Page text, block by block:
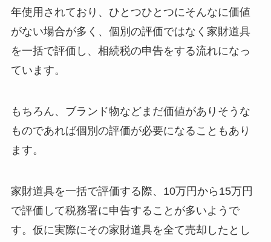
年使用されており、ひとつひとつにそんなに価値
がない場合が多く、個別の評価ではなく家財道具
を一括で評価し、相続税の申告をする流れになっ
ています。
もちろん、ブランド物などまだ価値がありそうな
ものであれば個別の評価が必要になることもあり
ます。
家財道具を一括で評価する際、10万円から15万円
で評価して税務署に申告することが多いようで
す。仮に実際にその家財道具を全て売却したとし